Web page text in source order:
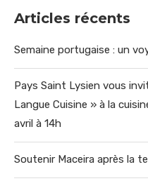
Articles récents
Semaine portugaise : un
Pays Saint Lysien vous
Langue Cuisine » à la
avril à 14h
Soutenir Maceira après la